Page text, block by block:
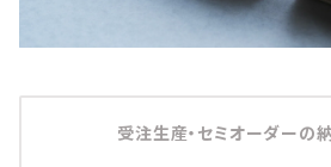
受注生産・セミオーダーの